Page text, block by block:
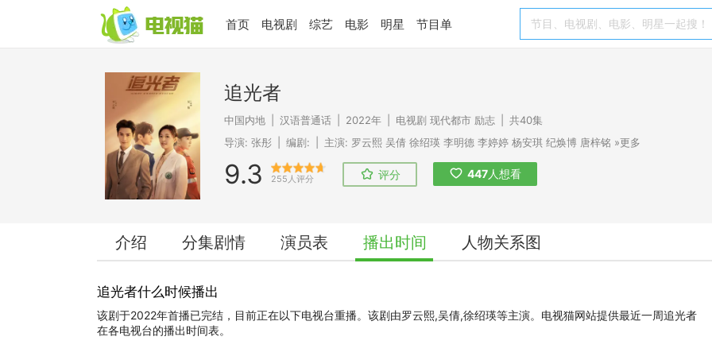
首页 电视剧 综艺 电影 明星 节目单
追光者
中国内地 汉语普通话 2022年 电视剧 现代都市 励志
共40集
导演: 张彤 编剧: 主演: 罗云熙 吴倩 徐绍瑛 李明德 李婷婷 杨安琪 纪焕博 唐梓铭 »更多
9.3 255人评分 评分 447人想看
介绍 分集剧情 演员表 播出时间 人物关系图
追光者什么时候播出
该剧于2022年首播已完结，目前正在以下电视台重播。该剧由罗云熙,吴倩,徐绍瑛等主演。电视猫网站提供最近一周追光者
在各电视台的播出时间表。